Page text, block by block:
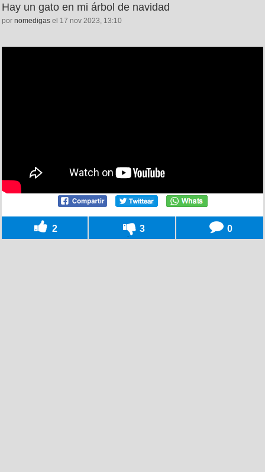
Hay un gato en mi árbol de navidad
por nomedigas el 17 nov 2023, 13:10
2 3 0